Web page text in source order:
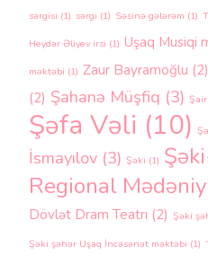
sərgisi (1) sərgi (1) Səsinə gələrəm (1)
Heydər Əliyev irsi (1) Uşaq Musiqi
məktəbi (1) Zaur Bayramoğlu (2)
(2) Şahanə Müşfiq (3) Şair
Şəfa Vəli (10)
İsmayılov (3) Şəki (1)
Regional
Dövlət Dram Teatrı (2) Şəki
Şəki şəhər Uşaq İncəsənət məktəbi (1)